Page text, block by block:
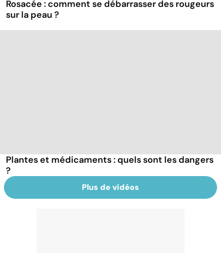
Rosacée : comment se débarrasser des rougeurs
sur la peau ?
Plantes et médicaments : quels sont les dangers
?
Plus de vidéos